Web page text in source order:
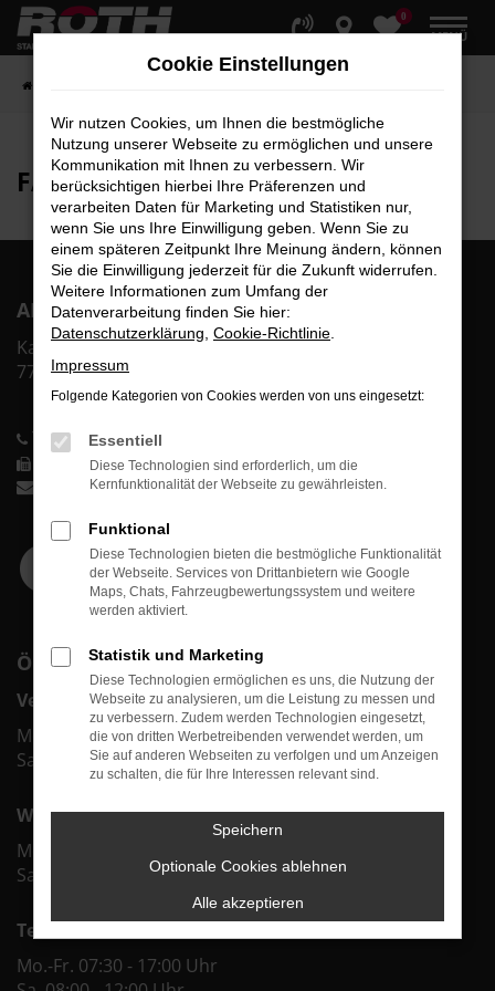
Zum
Hauptinhalt
0
MENÜ
FAHRZEUG-SHOWROOM
AR Auto Roth GmbH
Karl-Bold-Str. 2
77855 Achern
Telefon: 0 78 41-60 00-0
Telefax: 0 78 41-60 00-40
info@auto-roth.de
ÖFFNUNGSZEITEN
Verkauf
Mo.-Fr. 09:00 - 18:00 Uhr
Sa. 09:00 - 12:00 Uhr
Werkstatt & Service
Mo.-Fr. 07:30 - 18:00 Uhr
Sa. 08:00 - 12:00 Uhr
Teiledienst
Mo.-Fr. 07:30 - 17:00 Uhr
Cookie Einstellungen
Wir nutzen Cookies, um Ihnen die bestmögliche
Nutzung unserer Webseite zu ermöglichen und unsere
Kommunikation mit Ihnen zu verbessern. Wir
berücksichtigen hierbei Ihre Präferenzen und
verarbeiten Daten für Marketing und Statistiken nur,
wenn Sie uns Ihre Einwilligung geben. Wenn Sie zu
einem späteren Zeitpunkt Ihre Meinung ändern, können
Sie die Einwilligung jederzeit für die Zukunft widerrufen.
Weitere Informationen zum Umfang der
Datenverarbeitung finden Sie hier:
Datenschutzerklärung Cookie-Richtlinie
Impressum
Folgende Kategorien von Cookies werden von uns eingesetzt:
Essentiell
Diese Technologien sind erforderlich, um die
Kernfunktionalität der Webseite zu gewährleisten.
Funktional
Diese Technologien bieten die bestmögliche Funktionalität
der Webseite. Services von Drittanbietern wie Google
Maps, Chats, Fahrzeugbewertungssystem und weitere
werden aktiviert.
Statistik und Marketing
Diese Technologien ermöglichen es uns, die Nutzung der
Webseite zu analysieren, um die Leistung zu messen und
zu verbessern. Zudem werden Technologien eingesetzt,
die von dritten Werbetreibenden verwendet werden, um
Sie auf anderen Webseiten zu verfolgen und um Anzeigen
zu schalten, die für Ihre Interessen relevant sind.
Speichern
Optionale Cookies ablehnen
Alle akzeptieren